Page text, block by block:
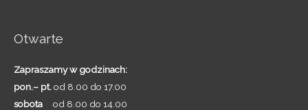
Otwarte
Zapraszamy w godzinach:
pon.– pt.od 8.00 do 17.00
sobota od 8.00 do 14.00